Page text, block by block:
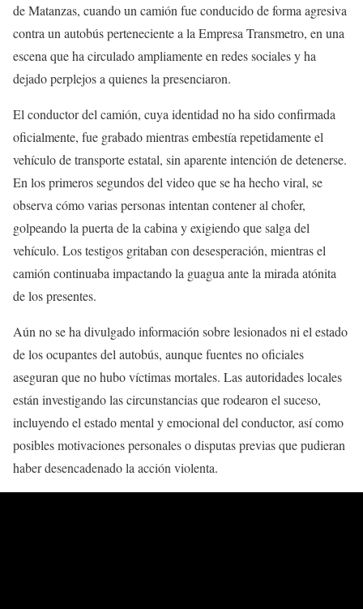
de Matanzas, cuando un camión fue conducido de forma agresiva
contra un autobús perteneciente a la Empresa Transmetro, en una
escena que ha circulado ampliamente en redes sociales y ha
dejado perplejos a quienes la presenciaron.
El conductor del camión, cuya identidad no ha sido confirmada
oficialmente, fue grabado mientras embestía repetidamente el
vehículo de transporte estatal, sin aparente intención de detenerse.
En los primeros segundos del video que se ha hecho viral, se
observa cómo varias personas intentan contener al chofer,
golpeando la puerta de la cabina y exigiendo que salga del
vehículo. Los testigos gritaban con desesperación, mientras el
camión continuaba impactando la guagua ante la mirada atónita
de los presentes.
Aún no se ha divulgado información sobre lesionados ni el estado
de los ocupantes del autobús, aunque fuentes no oficiales
aseguran que no hubo víctimas mortales. Las autoridades locales
están investigando las circunstancias que rodearon el suceso,
incluyendo el estado mental y emocional del conductor, así como
posibles motivaciones personales o disputas previas que pudieran
haber desencadenado la acción violenta.